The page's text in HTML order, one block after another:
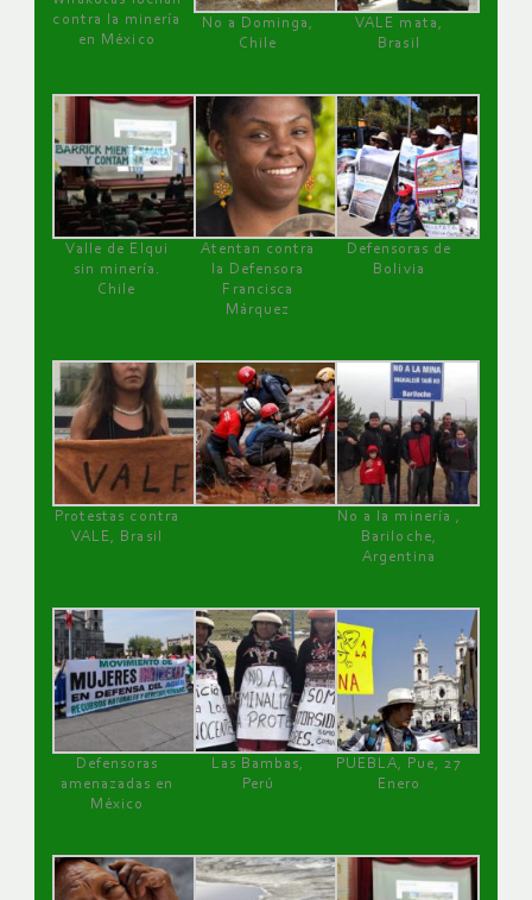
contra la minería
en México
No a Dominga,
Chile
VALE mata,
Brasil
Valle de Elqui
sin minería.
Chile
Atentan contra
la Defensora
Francisca
Márquez
Defensoras de
Bolivia
Protestas contra
VALE, Brasil
No a la minería ,
Bariloche,
Argentina
Defensoras
amenazadas en
México
Las Bambas,
Perú
PUEBLA, Pue, 27
Enero